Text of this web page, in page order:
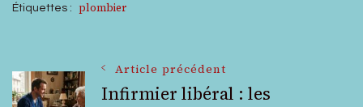
Étiquettes : plombier
Navigation
Article précédent
Infirmier libéral : les